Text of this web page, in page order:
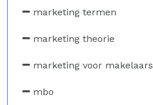
marketing termen
marketing theorie
marketing voor makelaars
mbo